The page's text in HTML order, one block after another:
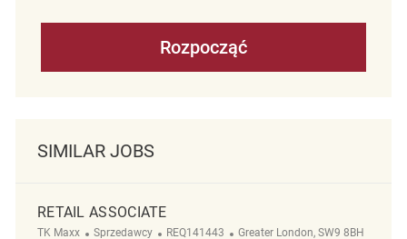
Rozpocząć
SIMILAR JOBS
RETAIL ASSOCIATE
TK Maxx Kategoria
Sprzedawcy ReqId
REQ141443 Lokalizacja
Greater London, SW9 8BH